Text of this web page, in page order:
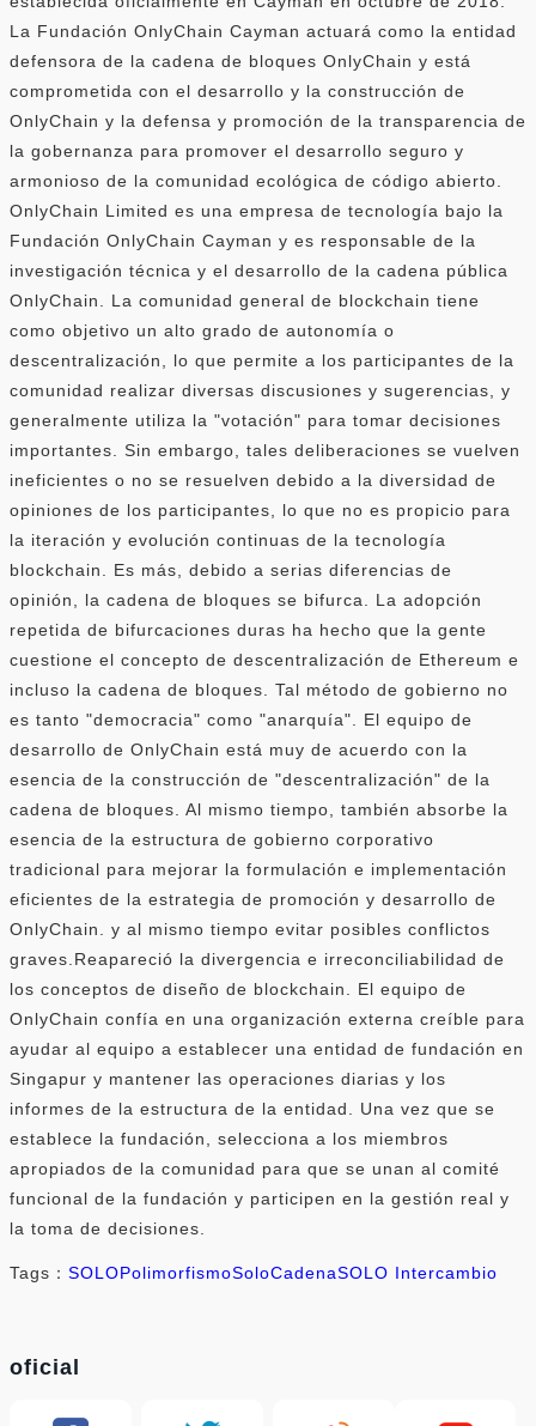
La Fundación OnlyChain Cayman actuará como la entidad
defensora de la cadena de bloques OnlyChain y está
comprometida con el desarrollo y la construcción de
OnlyChain y la defensa y promoción de la transparencia de
la gobernanza para promover el desarrollo seguro y
armonioso de la comunidad ecológica de código abierto.
OnlyChain Limited es una empresa de tecnología bajo la
Fundación OnlyChain Cayman y es responsable de la
investigación técnica y el desarrollo de la cadena pública
OnlyChain. La comunidad general de blockchain tiene
como objetivo un alto grado de autonomía o
descentralización, lo que permite a los participantes de la
comunidad realizar diversas discusiones y sugerencias, y
generalmente utiliza la "votación" para tomar decisiones
importantes. Sin embargo, tales deliberaciones se vuelven
ineficientes o no se resuelven debido a la diversidad de
opiniones de los participantes, lo que no es propicio para
la iteración y evolución continuas de la tecnología
blockchain. Es más, debido a serias diferencias de
opinión, la cadena de bloques se bifurca. La adopción
repetida de bifurcaciones duras ha hecho que la gente
cuestione el concepto de descentralización de Ethereum e
incluso la cadena de bloques. Tal método de gobierno no
es tanto "democracia" como "anarquía". El equipo de
desarrollo de OnlyChain está muy de acuerdo con la
esencia de la construcción de "descentralización" de la
cadena de bloques. Al mismo tiempo, también absorbe la
esencia de la estructura de gobierno corporativo
tradicional para mejorar la formulación e implementación
eficientes de la estrategia de promoción y desarrollo de
OnlyChain. y al mismo tiempo evitar posibles conflictos
graves.Reapareció la divergencia e irreconciliabilidad de
los conceptos de diseño de blockchain. El equipo de
OnlyChain confía en una organización externa creíble para
ayudar al equipo a establecer una entidad de fundación en
Singapur y mantener las operaciones diarias y los
informes de la estructura de la entidad. Una vez que se
establece la fundación, selecciona a los miembros
apropiados de la comunidad para que se unan al comité
funcional de la fundación y participen en la gestión real y
la toma de decisiones.
Tags： SOLOPolimorfismoSoloCadenaSOLO Intercambio
oficial